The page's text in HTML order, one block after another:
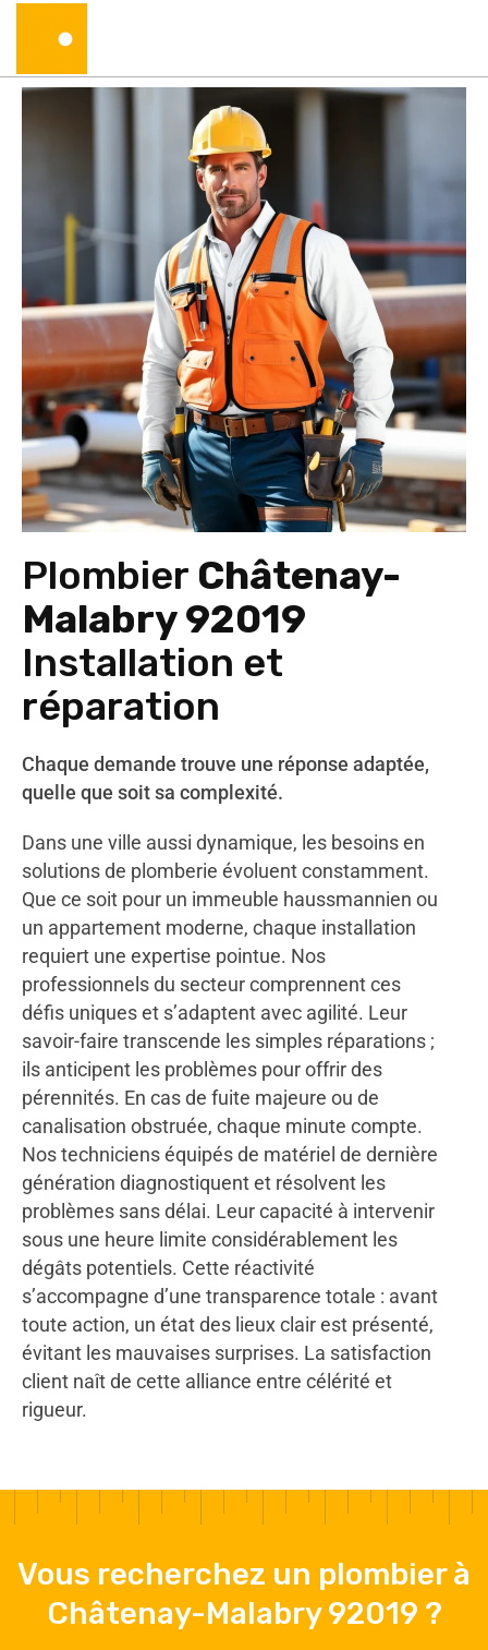
Plombier Châtenay-
Malabry 92019
Installation et
réparation
Chaque demande trouve une réponse adaptée,
quelle que soit sa complexité.
Dans une ville aussi dynamique, les besoins en
solutions de plomberie évoluent constamment.
Que ce soit pour un immeuble haussmannien ou
un appartement moderne, chaque installation
requiert une expertise pointue. Nos
professionnels du secteur comprennent ces
défis uniques et s’adaptent avec agilité. Leur
savoir-faire transcende les simples réparations ;
ils anticipent les problèmes pour offrir des
pérennités. En cas de fuite majeure ou de
canalisation obstruée, chaque minute compte.
Nos techniciens équipés de matériel de dernière
génération diagnostiquent et résolvent les
problèmes sans délai. Leur capacité à intervenir
sous une heure limite considérablement les
dégâts potentiels. Cette réactivité
s’accompagne d’une transparence totale : avant
toute action, un état des lieux clair est présenté,
évitant les mauvaises surprises. La satisfaction
client naît de cette alliance entre célérité et
rigueur.
Vous recherchez un plombier à
Châtenay-Malabry 92019 ?